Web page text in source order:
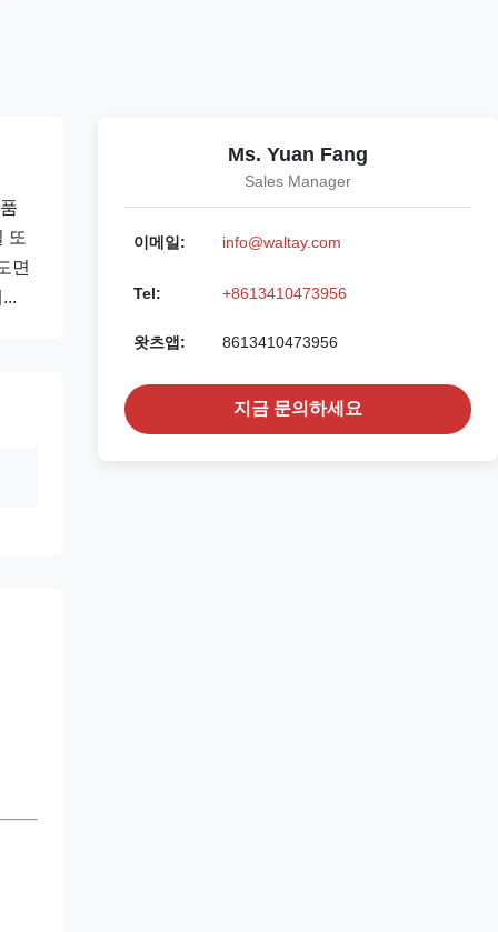
또
면
Ms. Yuan Fang
Sales Manager
이메일: info@waltay.com
Tel: +8613410473956
왓츠앱: 8613410473956
지금 문의하세요